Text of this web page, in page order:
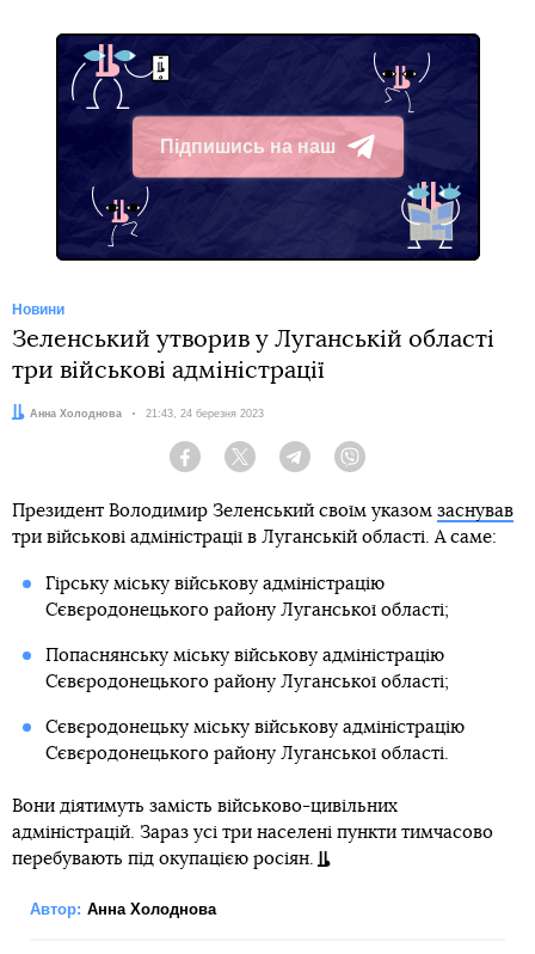
Підпишись на наш
Telegram
Новини
Зеленський утворив у Луганській області
три військові адміністрації
Автор:
Анна Холоднова Дата:
21:43, 24 березня 2023
Facebook Twitter Telegram
Президент Володимир Зеленський своїм указом заснував
три військові адміністрації в Луганській області. А саме:
Гірську міську військову адміністрацію
Сєвєродонецького району Луганської області;
Попаснянську міську військову адміністрацію
Сєвєродонецького району Луганської області;
Сєвєродонецьку міську військову адміністрацію
Сєвєродонецького району Луганської області.
Вони діятимуть замість військово-цивільних
адміністрацій. Зараз усі три населені пункти тимчасово
перебувають під окупацією росіян.
Автор: Анна Холоднова